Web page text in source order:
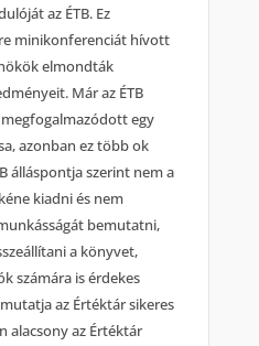
az ÉTB. Ez
minikonferenciát hívott
elmondták
Már az ÉTB
egy
azonban ez több ok
álláspontja szerint nem a
kiadni és nem
bemutatni,
a könyvet,
számára is érdekes
az Értéktár sikeres
alacsony az Értéktár